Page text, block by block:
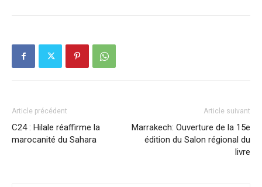
Article précédent
C24 : Hilale réaffirme la
marocanité du Sahara
Article suivant
Marrakech: Ouverture de la 15e
édition du Salon régional du
livre